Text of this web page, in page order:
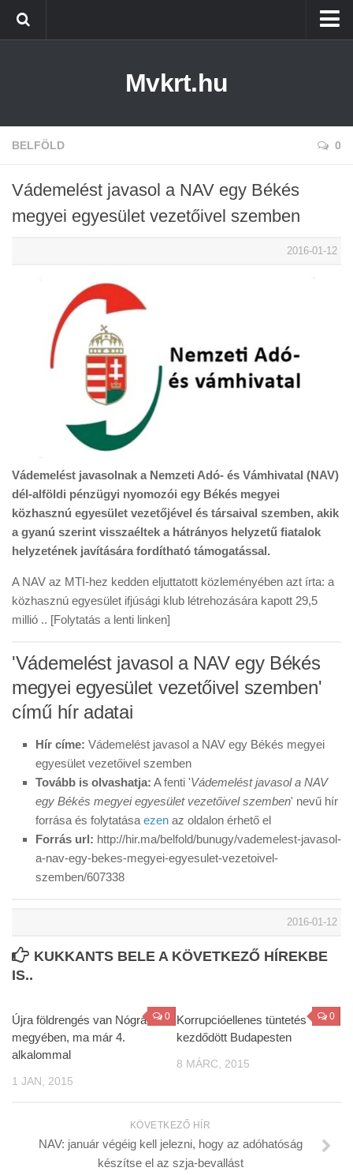
Tiszaújváros
Kazincbarcika
Belföld
Mvkrt.hu
BELFÖLD 0
Vádemelést javasol a NAV egy Békés
megyei egyesület vezetőivel szemben
2016-01-12
Vádemelést javasolnak a Nemzeti Adó- és Vámhivatal (NAV)
dél-alföldi pénzügyi nyomozói egy Békés megyei
közhasznú egyesület vezetőjével és társaival szemben, akik
a gyanú szerint visszaéltek a hátrányos helyzetű fiatalok
helyzetének javítására fordítható támogatással.
A NAV az MTI-hez kedden eljuttatott közleményében azt írta: a
közhasznú egyesület ifjúsági klub létrehozására kapott 29,5
millió .. [Folytatás a lenti linken]
'Vádemelést javasol a NAV egy Békés
megyei egyesület vezetőivel szemben'
című hír adatai
Hír címe: Vádemelést javasol a NAV egy Békés megyei
egyesület vezetőivel szemben
Tovább is olvashatja: A fenti 'Vádemelést javasol a NAV
egy Békés megyei egyesület vezetőivel szemben' nevű hír
forrása és folytatása ezen az oldalon érhető el
Forrás url: http://hir.ma/belfold/bunugy/vademelest-javasol-
a-nav-egy-bekes-megyei-egyesulet-vezetoivel-
szemben/607338
2016-01-12
KUKKANTS BELE A KÖVETKEZŐ HÍREKBE
IS..
0
Újra földrengés van Nógrád
megyében, ma már 4.
alkalommal
1 JAN, 2015
0
Korrupcióellenes tüntetés
kezdődött Budapesten
8 MÁRC, 2015
KÖVETKEZŐ HÍR
NAV: január végéig kell jelezni, hogy az adóhatóság
készítse el az szja-bevallást